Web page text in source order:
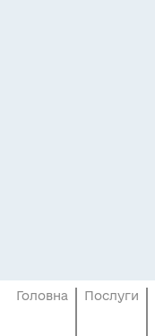
Головна Послуги